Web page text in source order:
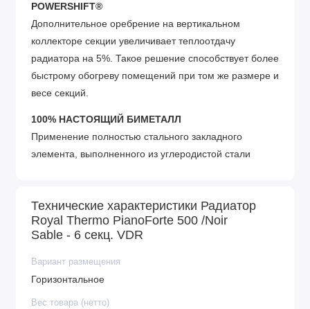
POWERSHIFT®
Дополнительное оребрение на вертикальном
коллекторе секции увеличивает теплоотдачу
радиатора на 5%. Такое решение способствует более
быстрому обогреву помещений при том же размере и
весе секций.
100% НАСТОЯЩИЙ БИМЕТАЛЛ
Применение полностью стального закладного
элемента, выполненного из углеродистой стали
надежностью. Гарантирует надежную работу в
системах, подверженных гидроударам и с химически
агрессивными теплоносителями (в том числе
антифризами).
Oxsilan® 9807 – новое поколение экологически
чистого покрытия без тяжелых металлов и
Технические характеристики Радиатор
Royal Thermo PianoForte 500 /Noir
Sable - 6 секц. VDR
Вариант размещения
Горизонтальное
Вес товара (нетто)